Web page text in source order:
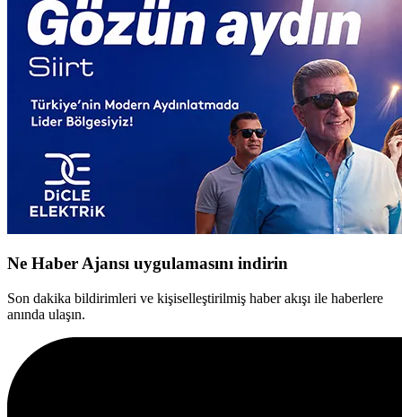
Ne Haber Ajansı uygulamasını indirin
Son dakika bildirimleri ve kişiselleştirilmiş haber akışı ile haberlere
anında ulaşın.